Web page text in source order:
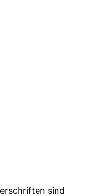
sind